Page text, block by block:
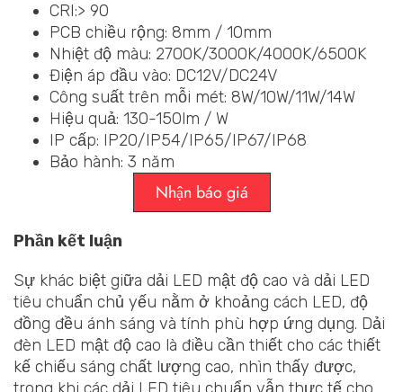
CRI:> 90
PCB chiều rộng: 8mm / 10mm
Nhiệt độ màu: 2700K/3000K/4000K/6500K
Điện áp đầu vào: DC12V/DC24V
Công suất trên mỗi mét: 8W/10W/11W/14W
Hiệu quả: 130-150lm / W
IP cấp: IP20/IP54/IP65/IP67/IP68
Bảo hành: 3 năm
Nhận báo giá
Phần kết luận
Sự khác biệt giữa dải LED mật độ cao và dải LED
tiêu chuẩn chủ yếu nằm ở khoảng cách LED, độ
đồng đều ánh sáng và tính phù hợp ứng dụng. Dải
đèn LED mật độ cao là điều cần thiết cho các thiết
kế chiếu sáng chất lượng cao, nhìn thấy được,